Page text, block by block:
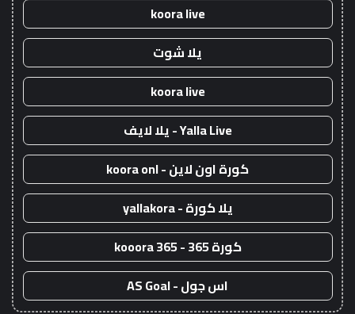
koora live
يلا شوت
koora live
Yalla Live - يلا لايف
كورة اون لاين - koora onl
يلا كورة - yallakora
كورة 365 - kooora 365
اس جول - AS Goal